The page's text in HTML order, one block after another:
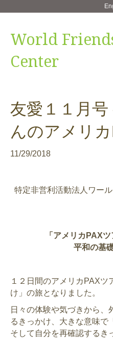
World
Center
友愛１１月
んのアメリ
11/29/2018
特定非営利活動法人ワー
「アメリカPAX
平和の基
１２日間のアメリカPAX
け」の旅となりました。
日々の体験や気づきから、
るきっかけ、大きな意味で
そして自分を再確認するき